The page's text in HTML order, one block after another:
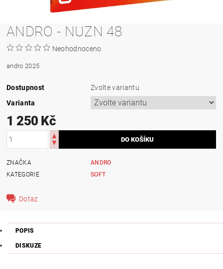
ANDRO - NUZN 48
Neohodnoceno
andro 2025
Dostupnost
Zvolte variantu
Varianta
1 250 Kč
ZNAČKA
ANDRO
KATEGORIE
SOFT
Dotaz
POPIS
DISKUZE